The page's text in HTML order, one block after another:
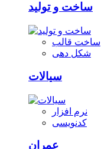
ساخت و تولید
ساخت قالب
شکل دهی
سیالات
نرم افزار
کدنویسی
عمران